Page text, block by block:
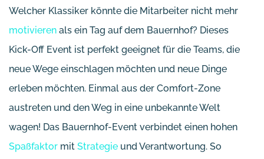
Welcher Klassiker könnte die Mitarbeiter nicht mehr
motivieren als ein Tag auf dem Bauernhof? Dieses
Kick-Off Event ist perfekt geeignet für die Teams, die
neue Wege einschlagen möchten und neue Dinge
erleben möchten. Einmal aus der Comfort-Zone
austreten und den Weg in eine unbekannte Welt
wagen! Das Bauernhof-Event verbindet einen hohen
Spaßfaktor mit Strategie und Verantwortung. So